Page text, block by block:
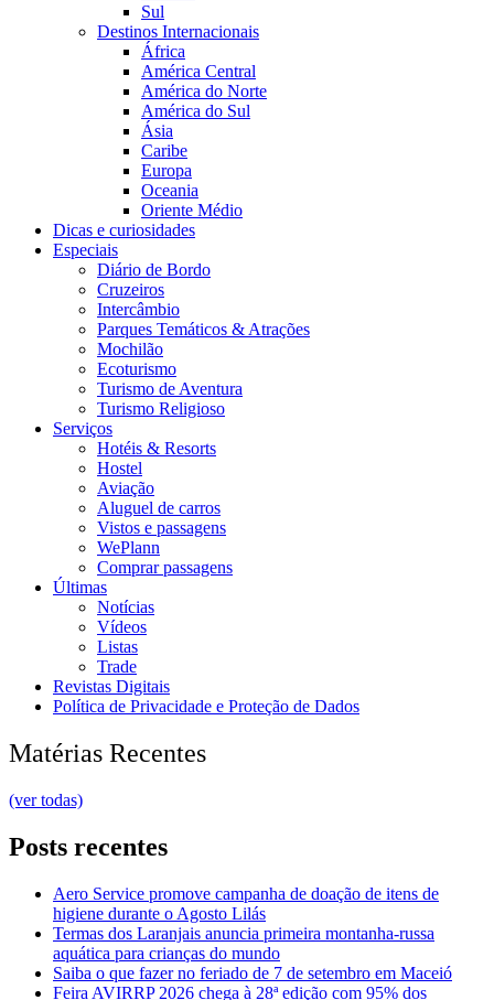
Sul
Destinos Internacionais
África
América Central
América do Norte
América do Sul
Ásia
Caribe
Europa
Oceania
Oriente Médio
Dicas e curiosidades
Especiais
Diário de Bordo
Cruzeiros
Intercâmbio
Parques Temáticos & Atrações
Mochilão
Ecoturismo
Turismo de Aventura
Turismo Religioso
Serviços
Hotéis & Resorts
Hostel
Aviação
Aluguel de carros
Vistos e passagens
WePlann
Comprar passagens
Últimas
Notícias
Vídeos
Listas
Trade
Revistas Digitais
Política de Privacidade e Proteção de Dados
Matérias Recentes
(ver todas)
Posts recentes
Aero Service promove campanha de doação de itens de
higiene durante o Agosto Lilás
Termas dos Laranjais anuncia primeira montanha-russa
aquática para crianças do mundo
Saiba o que fazer no feriado de 7 de setembro em Maceió
Feira AVIRRP 2026 chega à 28ª edição com 95% dos